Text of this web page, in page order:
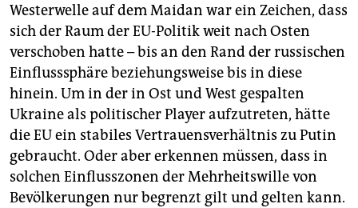
Westerwelle auf dem Maidan war ein Zeichen, dass
sich der Raum der EU-Politik weit nach Osten
verschoben hatte – bis an den Rand der russischen
Einflusssphäre beziehungsweise bis in diese
hinein. Um in der in Ost und West gespalten
Ukraine als politischer Player aufzutreten, hätte
die EU ein stabiles Vertrauensverhältnis zu Putin
gebraucht. Oder aber erkennen müssen, dass in
solchen Einflusszonen der Mehrheitswille von
Bevölkerungen nur begrenzt gilt und gelten kann.